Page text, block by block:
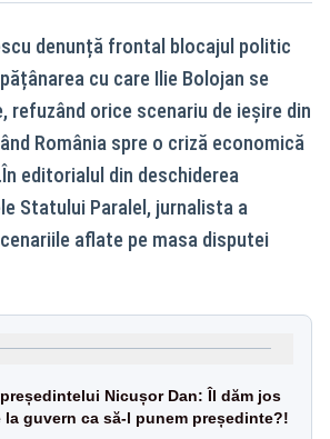
denunță frontal blocajul politic
cu care Ilie Bolojan se
refuzând orice scenariu de ieșire din
România spre o criză economică
editorialul din deschiderea
Statului Paralel, jurnalista a
aflate pe masa disputei
Nicușor Dan: Îl dăm jos
la guvern ca să-l punem președinte?!